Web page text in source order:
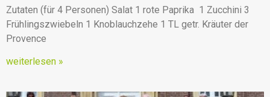
Zutaten (für 4 Personen) Salat 1 rote Paprika 1 Zucchini 3
Frühlingszwiebeln 1 Knoblauchzehe 1 TL getr. Kräuter der
Provence
weiterlesen »